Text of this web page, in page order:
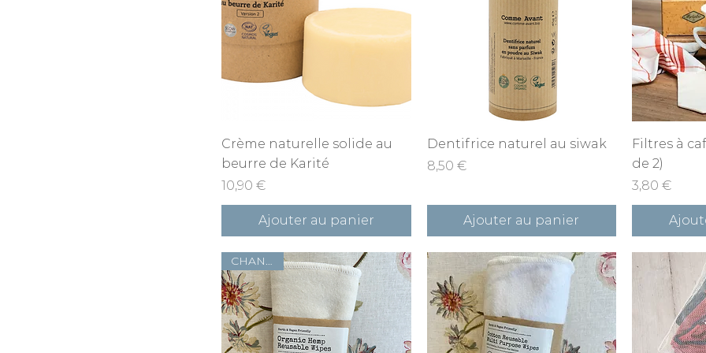
Aperçu rapide
Crème naturelle solide au
beurre de Karité
Prix
10,90 €
Ajouter au panier
Aperçu rapide
Dentifrice naturel au siwak
Prix
8,50 €
Ajouter au panier
Filtres à
de 2)
Prix
3,80 €
CHANVRE